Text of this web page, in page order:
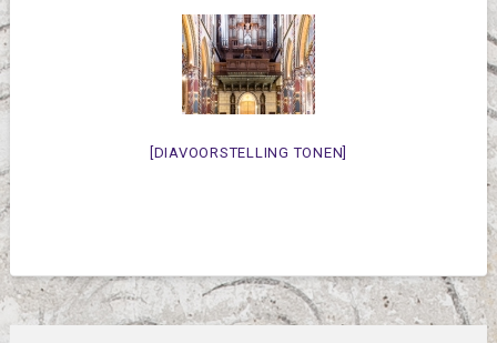
[DIAVOORSTELLING TONEN]